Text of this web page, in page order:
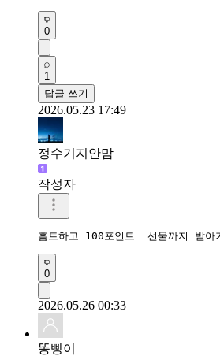
0
1
답글 쓰기
2026.05.23 17:49
정수기지안맘
작성자
홈트하고 100포인트  선물까지 받아
0
2026.05.26 00:33
똥삥이